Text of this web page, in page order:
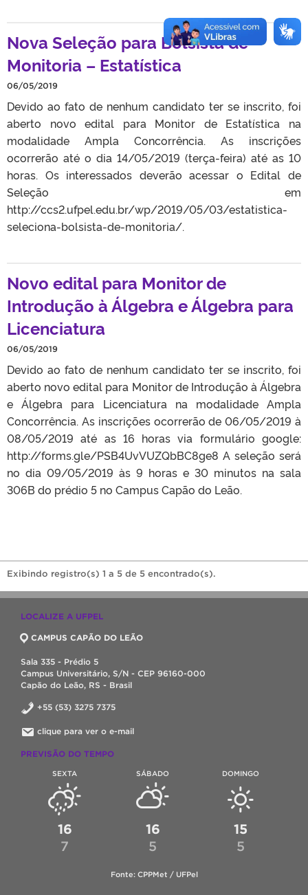
Nova Seleção para Bolsista de
Monitoria – Estatística
06/05/2019
Devido ao fato de nenhum candidato ter se inscrito, foi
aberto novo edital para Monitor de Estatística na
modalidade Ampla Concorrência. As inscrições
ocorrerão até o dia 14/05/2019 (terça-feira) até as 10
horas. Os interessados deverão acessar o Edital de
Seleção em
http://ccs2.ufpel.edu.br/wp/2019/05/03/estatistica-
seleciona-bolsista-de-monitoria/.
Novo edital para Monitor de
Introdução à Álgebra e Álgebra para
Licenciatura
06/05/2019
Devido ao fato de nenhum candidato ter se inscrito, foi
aberto novo edital para Monitor de Introdução à Álgebra
e Álgebra para Licenciatura na modalidade Ampla
Concorrência. As inscrições ocorrerão de 06/05/2019 à
08/05/2019 até as 16 horas via formulário google:
http://forms.gle/PSB4UvVUZQbBC8ge8 A seleção será
no dia 09/05/2019 às 9 horas e 30 minutos na sala
306B do prédio 5 no Campus Capão do Leão.
Exibindo registro(s) 1 a 5 de 5 encontrado(s).
LOCALIZE A UFPEL
CAMPUS CAPÃO DO LEÃO
Sala 335 - Prédio 5
Campus Universitário, S/N - CEP 96160-000
Capão do Leão, RS - Brasil
+55 (53) 3275 7375
clique para ver o e-mail
PREVISÃO DO TEMPO
SEXTA
16
7
SÁBADO
16
5
DOMINGO
15
5
Fonte: CPPMet / UFPel